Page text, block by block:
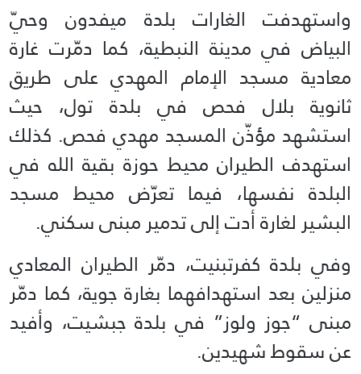
واستهدفت الغارات بلدة ميفدون وحيّ
البياض في مدينة النبطية، كما دمّرت غارة
معادية مسجد الإمام المهدي على طريق
ثانوية بلال فحص في بلدة تول، حيث
استشهد مؤذّن المسجد مهدي فحص. كذلك
استهدف الطيران محيط حوزة بقية الله في
البلدة نفسها، فيما تعرّض محيط مسجد
البشير لغارة أدت إلى تدمير مبنى سكني.
وفي بلدة كفرتبنيت، دمّر الطيران المعادي
منزلين بعد استهدافهما بغارة جوية، كما دمّر
مبنى “جوز ولوز” في بلدة جبشيت، وأفيد
عن سقوط شهيدين.